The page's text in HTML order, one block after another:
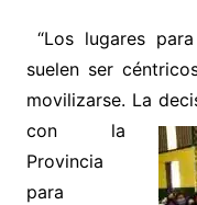
“Los lugares
suelen ser
movilizarse. La
con la
Provincia
para